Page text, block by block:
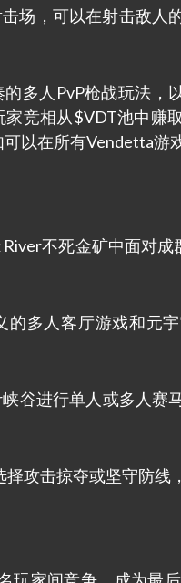
场，可以在射击敌人
多人PvP枪战玩法，
竞相从$VDT池中赚
以在所有Vendetta游
不死金矿中面对
的多人客厅游戏和元
谷进行单人或多人赛
攻击掠夺或坚守防线